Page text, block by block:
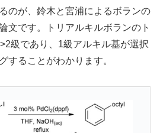
のが、鈴木と宮浦によるボランの
文です。トリアルキルボランのト
級であり、1級アルキル基が選択
することがわかります。